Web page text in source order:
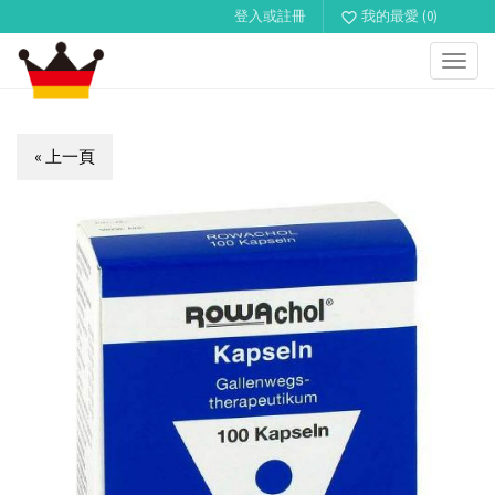
登入或註冊 favorite_border 我的最愛 (0)
« 上一頁